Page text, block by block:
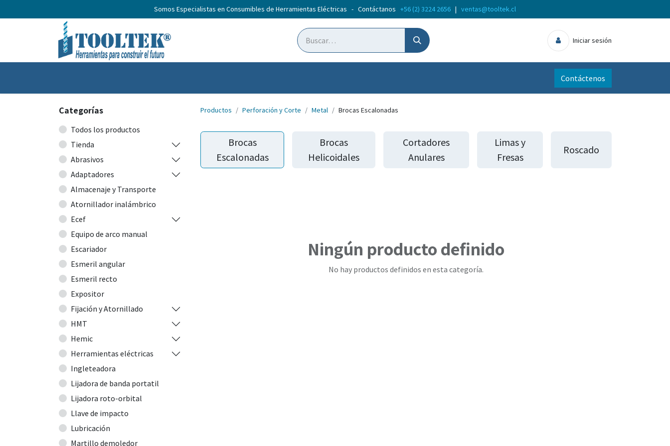
Somos Especialistas en Consumibles de Herramientas Eléctricas - Contáctanos +56 (2) 3224 2656 | ventas@tooltek.cl
Iniciar sesión
Contáctenos
Categorías
Todos los productos
Tienda
Abrasivos
Adaptadores
Almacenaje y Transporte
Atornillador inalámbrico
Ecef
Equipo de arco manual
Escariador
Esmeril angular
Esmeril recto
Expositor
Fijación y Atornillado
HMT
Hemic
Herramientas eléctricas
Ingleteadora
Lijadora de banda portatil
Lijadora roto-orbital
Llave de impacto
Lubricación
Martillo demoledor
Productos Perforación y Corte Metal Brocas Escalonadas
Brocas
Escalonadas
Brocas
Helicoidales
Cortadores
Anulares
Limas y
Fresas
Roscado
Ningún producto definido
No hay productos definidos en esta categoría.